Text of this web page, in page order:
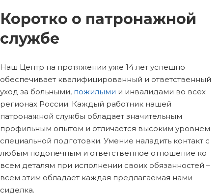
Коротко о патронажной
службе
Наш Центр на протяжении уже 14 лет успешно
обеспечивает квалифицированный и ответственный
уход за больными, пожилыми и инвалидами во всех
регионах России. Каждый работник нашей
патронажной службы обладает значительным
профильным опытом и отличается высоким уровнем
специальной подготовки. Умение наладить контакт с
любым подопечным и ответственное отношение ко
всем деталям при исполнении своих обязанностей –
всем этим обладает каждая предлагаемая нами
сиделка.